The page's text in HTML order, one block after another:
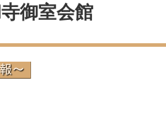
御室会館